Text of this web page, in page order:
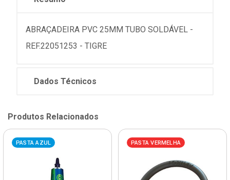
ABRAÇADEIRA PVC 25MM TUBO SOLDÁVEL -
REF.22051253 - TIGRE
Dados Técnicos
Produtos Relacionados
PASTA AZUL PASTA VERMELHA